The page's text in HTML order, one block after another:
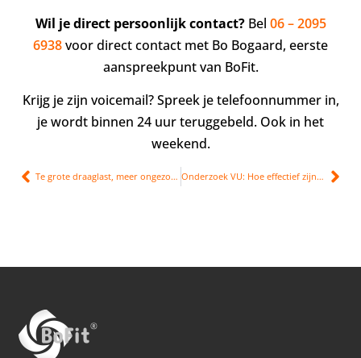
Wil je direct persoonlijk contact?Bel 06 – 2095
6938voor direct contact met Bo Bogaard, eerste
aanspreekpunt van BoFit.
Krijg je zijn voicemail? Spreek je telefoonnummer in,
je wordt binnen 24 uur teruggebeld. Ook in het
weekend.
Te grote draaglast, meer ongezonde stress Onderzoek VU: Hoe effectief zijn leefstijlprogramma’s?